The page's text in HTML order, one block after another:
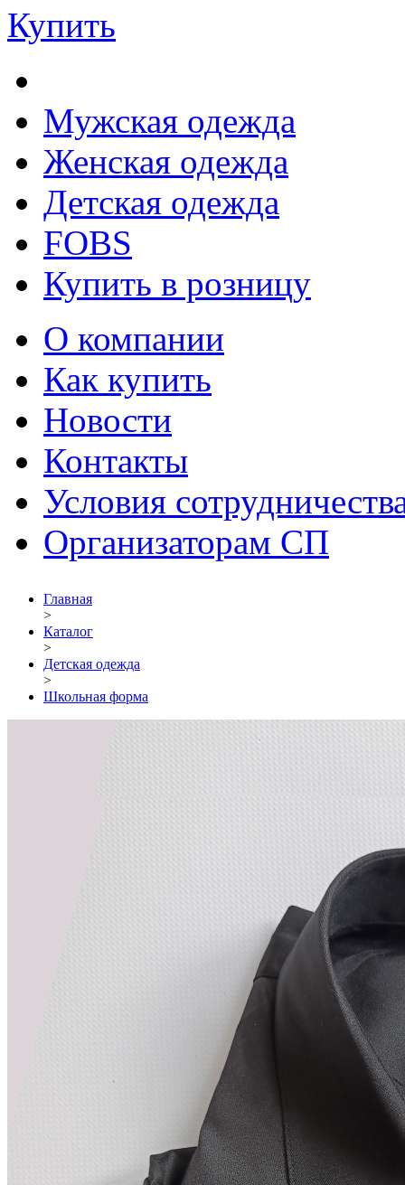
Купить
Мужская одежда
Женская одежда
Детская одежда
FOBS
Купить в розницу
О компании
Как купить
Новости
Контакты
Условия
Организаторам СП
Главная
>
Каталог
>
Детская одежда
>
Школьная форма